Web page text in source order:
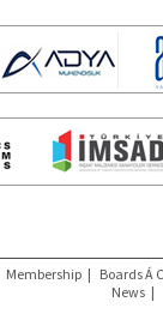
Membership | Boards Á
News |